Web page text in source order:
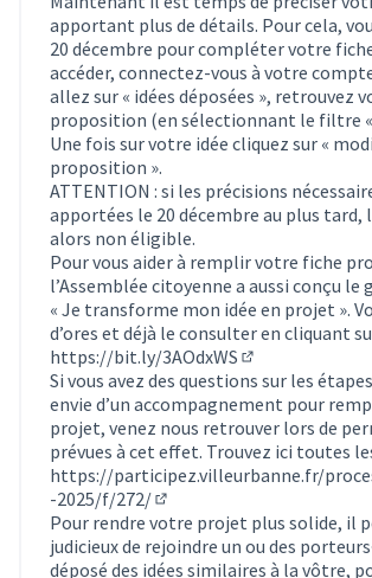
apportant plus de détails. Pour cela,
20 décembre pour compléter votre
accéder, connectez-vous à votre
allez sur « idées déposées », retrouvez
proposition (en sélectionnant le filtre «
Une fois sur votre idée cliquez sur «
proposition ».
ATTENTION : si les précisions
apportées le 20 décembre au plus tard,
alors non éligible.
Pour vous aider à remplir votre fiche
l’Assemblée citoyenne a aussi conçu le
« Je transforme mon idée en projet ».
d’ores et déjà le consulter en cliquant
https://bit.ly/3AOdxWS
(Lien externe)
Si vous avez des questions sur les
envie d’un accompagnement pour
projet, venez nous retrouver lors de
prévues à cet effet. Trouvez ici toutes
https://participez.villeurbanne.fr/
-2025/f/272/
(S'ouvre dans un nouvel
Pour rendre votre projet plus solide, il
judicieux de rejoindre un ou des
déposé des idées similaires à la vôtre,